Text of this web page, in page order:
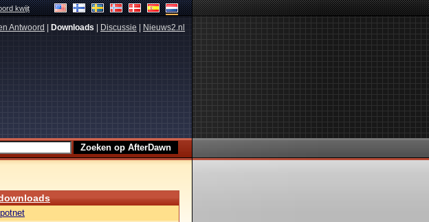
kwijt
Antwoord Downloads Discussie Nieuws2.nl